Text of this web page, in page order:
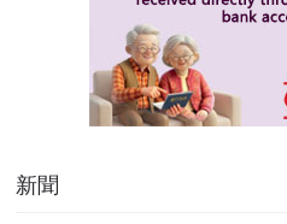
新聞